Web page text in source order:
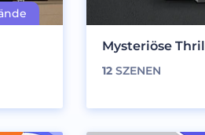
Mysteriöse
12 SZENEN